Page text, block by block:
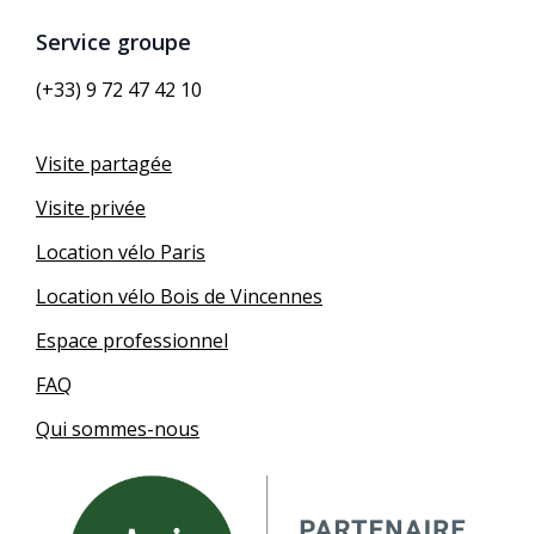
Service groupe
(+33) 9 72 47 42 10
Visite partagée
Visite privée
Location vélo Paris
Location vélo Bois de Vincennes
Espace professionnel
FAQ
Qui sommes-nous